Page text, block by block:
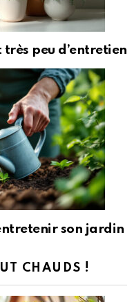
peu d’entretien
son jardin
CHAUDS !